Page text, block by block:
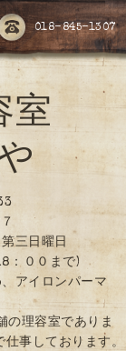
018-845-1307
室
11-33
三日曜日
：００まで)
アイロンパーマ
の理容室でありま
事しております。